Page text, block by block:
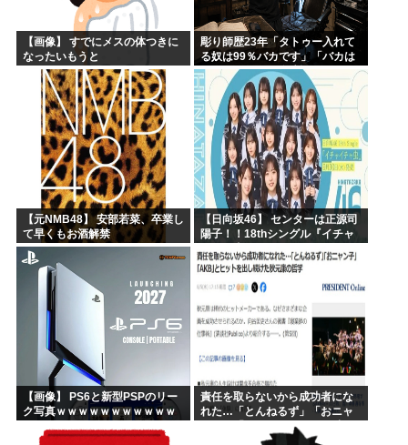
【画像】 すでにメスの体つきに
なったいもうと
彫り師歴23年「タトゥー入れて
る奴は99％バカです」「バカは
5000円が好き」無断キャンセ
ル、挨拶できない、金がない…
客層をぶっちゃけ
【元NMB48】 安部若菜、卒業し
て早くもお酒解禁
【日向坂46】 センターは正源司
陽子！！18thシングル『イチャ
が発表される！
【画像】 PS6と新型PSPのリー
ク写真ｗｗｗｗｗｗｗｗｗｗｗ
責任を取らないから成功者にな
れた…「とんねるず」「おニャ
ン子」「AKB」とヒットを出し
続けた秋元康の哲学！！！